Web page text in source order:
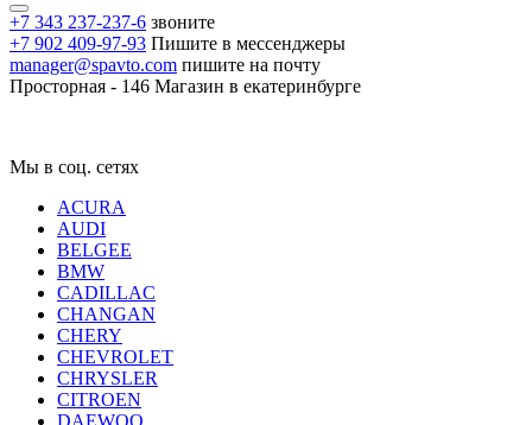
+7 343 237-237-6 звоните
+7 902 409-97-93 Пишите в мессенджеры
manager@spavto.com пишите на почту
Просторная - 146 Магазин в екатеринбурге
Мы в соц. сетях
ACURA
AUDI
BELGEE
BMW
CADILLAC
CHANGAN
CHERY
CHEVROLET
CHRYSLER
CITROEN